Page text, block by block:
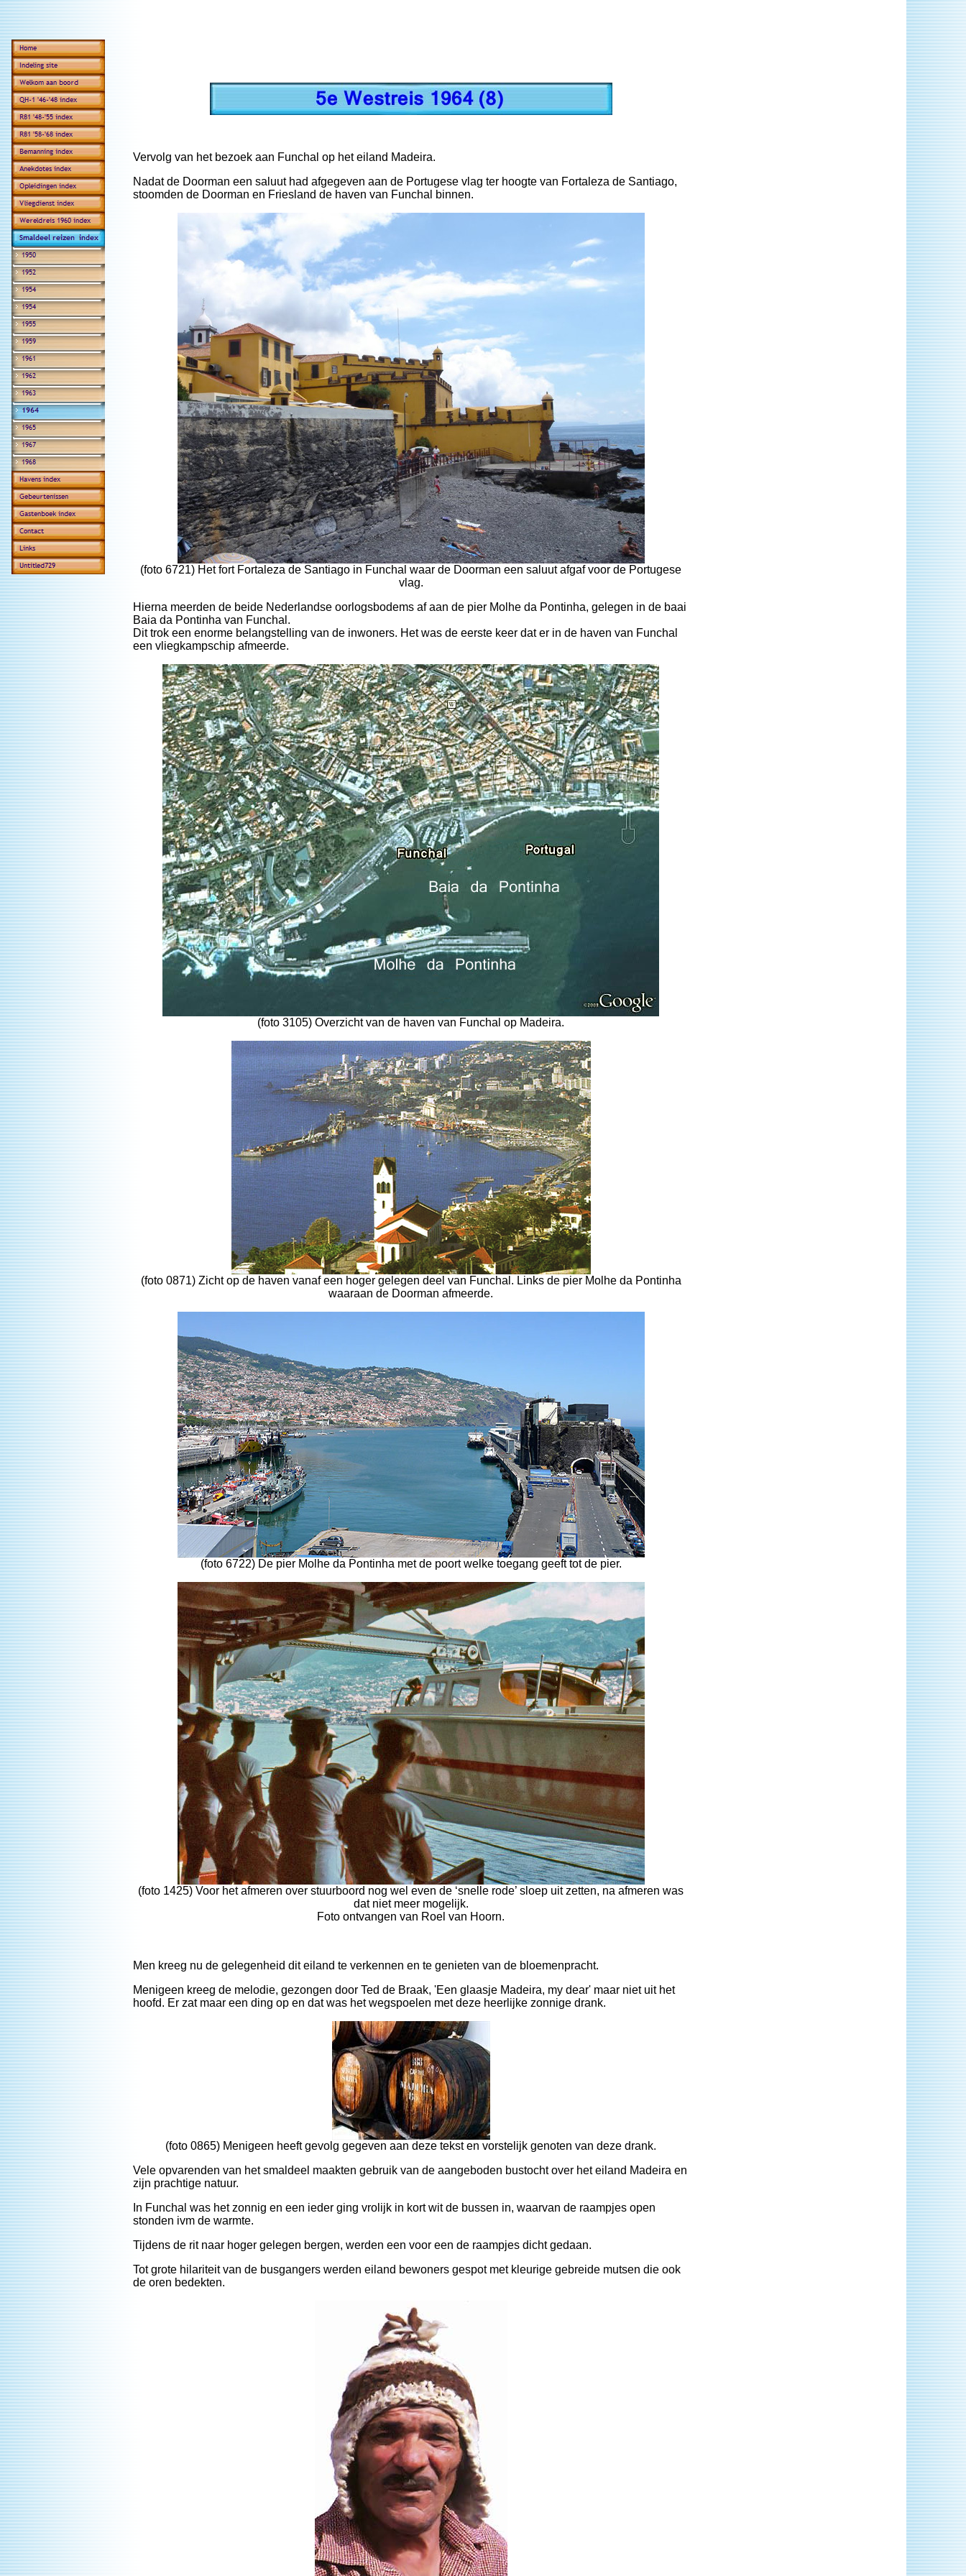
Vervolg van het bezoek aan Funchal op het eiland Madeira.
Nadat de Doorman een saluut had afgegeven aan de Portugese vlag ter hoogte van Fortaleza de Santiago,
stoomden de Doorman en Friesland de haven van Funchal binnen.
(foto 6721) Het fort Fortaleza de Santiago in Funchal waar de Doorman een saluut afgaf voor de Portugese
vlag.
Hierna meerden de beide Nederlandse oorlogsbodems af aan de pier Molhe da Pontinha, gelegen in de baai
Baia da Pontinha van Funchal.
Dit trok een enorme belangstelling van de inwoners. Het was de eerste keer dat er in de haven van Funchal
een vliegkampschip afmeerde.
(foto 3105) Overzicht van de haven van Funchal op Madeira.
(foto 0871) Zicht op de haven vanaf een hoger gelegen deel van Funchal. Links de pier Molhe da Pontinha
waaraan de Doorman afmeerde.
(foto 6722) De pier Molhe da Pontinha met de poort welke toegang geeft tot de pier.
(foto 1425) Voor het afmeren over stuurboord nog wel even de ‘snelle rode’ sloep uit zetten, na afmeren was
dat niet meer mogelijk.
Foto ontvangen van Roel van Hoorn.
Men kreeg nu de gelegenheid dit eiland te verkennen en te genieten van de bloemenpracht.
Menigeen kreeg de melodie, gezongen door Ted de Braak, 'Een glaasje Madeira, my dear' maar niet uit het
hoofd. Er zat maar een ding op en dat was het wegspoelen met deze heerlijke zonnige drank.
(foto 0865) Menigeen heeft gevolg gegeven aan deze tekst en vorstelijk genoten van deze drank.
Vele opvarenden van het smaldeel maakten gebruik van de aangeboden bustocht over het eiland Madeira en
zijn prachtige natuur.
In Funchal was het zonnig en een ieder ging vrolijk in kort wit de bussen in, waarvan de raampjes open
stonden ivm de warmte.
Tijdens de rit naar hoger gelegen bergen, werden een voor een de raampjes dicht gedaan.
Tot grote hilariteit van de busgangers werden eiland bewoners gespot met kleurige gebreide mutsen die ook
de oren bedekten.